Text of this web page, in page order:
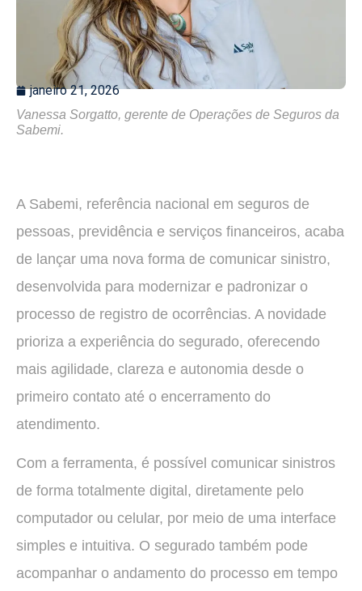
janeiro 21, 2026
Vanessa Sorgatto, gerente de Operações de Seguros da
Sabemi.
A Sabemi, referência nacional em seguros de
pessoas, previdência e serviços financeiros, acaba
de lançar uma nova forma de comunicar sinistro,
desenvolvida para modernizar e padronizar o
processo de registro de ocorrências. A novidade
prioriza a experiência do segurado, oferecendo
mais agilidade, clareza e autonomia desde o
primeiro contato até o encerramento do
atendimento.
Com a ferramenta, é possível comunicar sinistros
de forma totalmente digital, diretamente pelo
computador ou celular, por meio de uma interface
simples e intuitiva. O segurado também pode
acompanhar o andamento do processo em tempo